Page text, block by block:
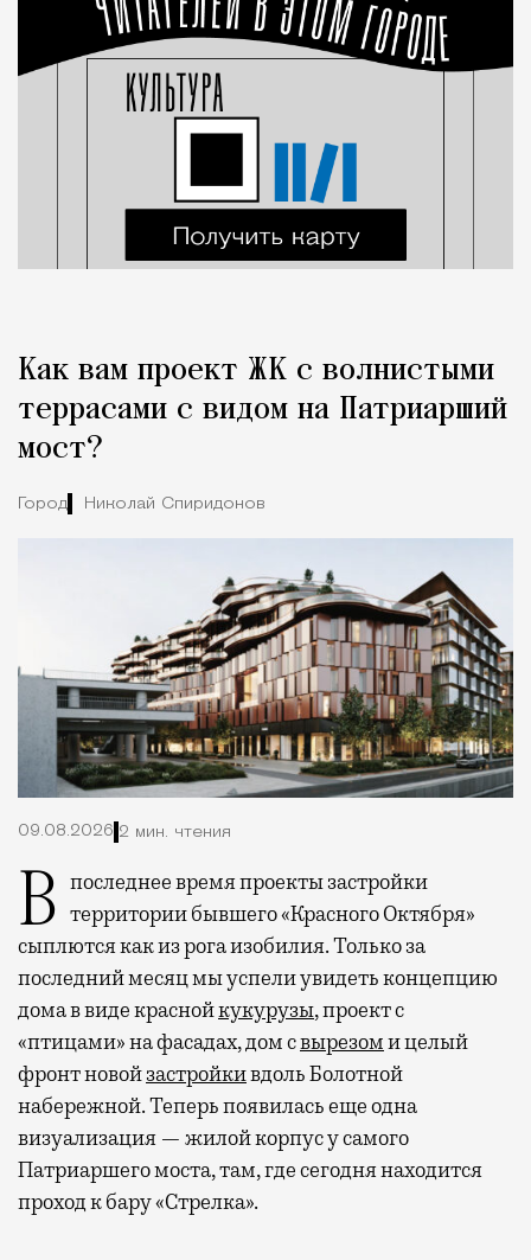
Как вам проект ЖК с волнистыми
террасами с видом на Патриарший
мост?
Город Николай Спиридонов
09.08.2026 2 мин. чтения
В последнее время проекты застройки территории бывшего «Красного Октября»
сыплются как из рога изобилия. Только за
последний месяц мы успели увидеть концепцию
дома в виде краснойкукурузы, проект с
«птицами» на фасадах, дом свырезоми целый
фронт новойзастройкивдоль Болотной
набережной. Теперь появилась еще одна
визуализация — жилой корпус у самого
Патриаршего моста, там, где сегодня находится
проход к бару «Стрелка».